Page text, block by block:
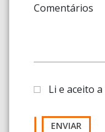
Comentários
Li e aceito a
ENVIAR